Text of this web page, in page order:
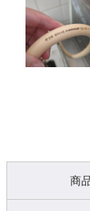
商